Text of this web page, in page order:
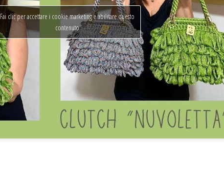
Fai clic per accettare i cookie marketing e abilitare questo
contenuto